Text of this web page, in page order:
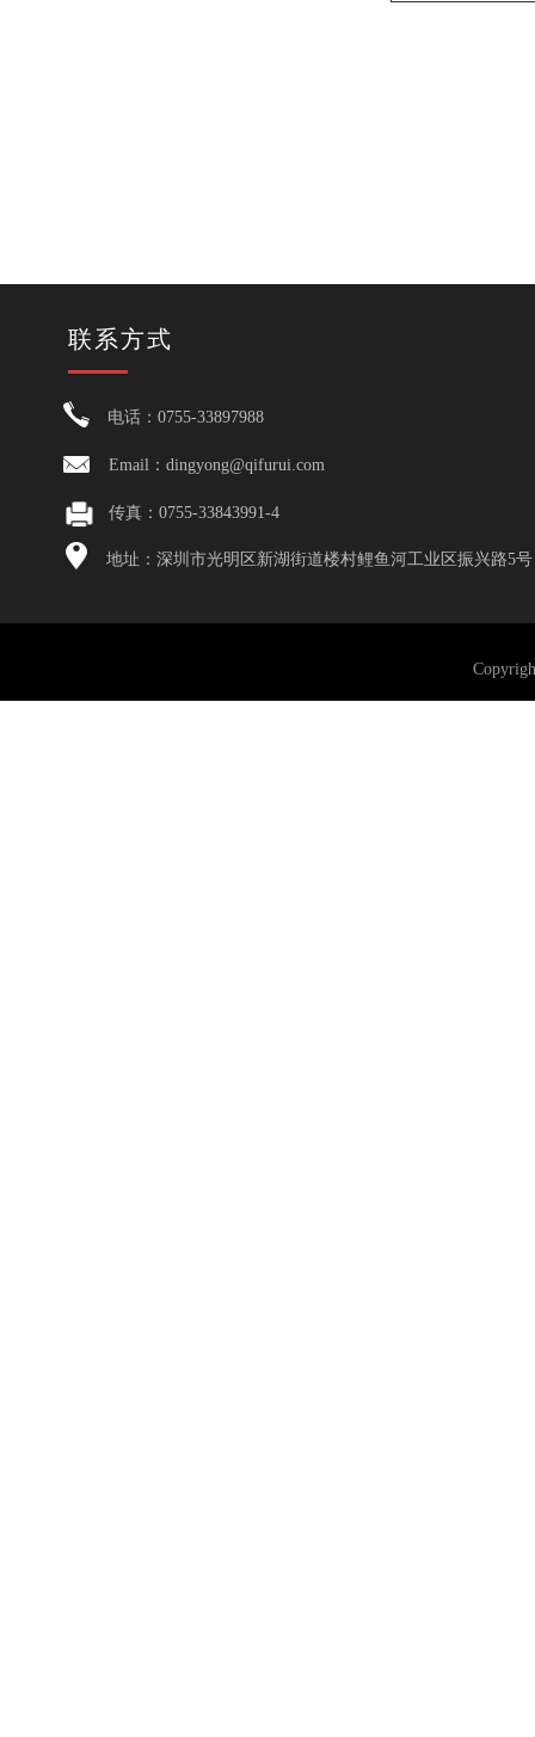
传真：0755-33843991-4
电话：0755-33897988
Email：dingyong@qifurui.com
地址：深圳市光明区新湖街道楼村鲤鱼河工业区振兴路5号
联系方式